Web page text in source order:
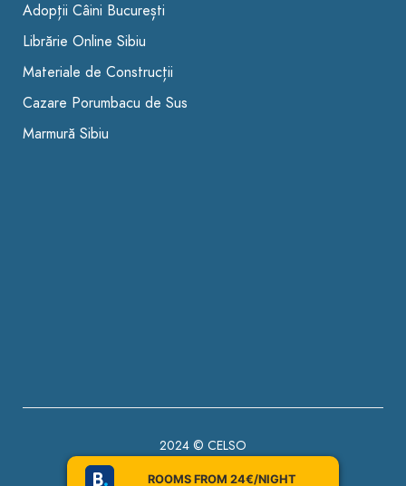
ROOMS FROM 24€/NIGHT
Adopții Câini București
Librărie Online Sibiu
Materiale de Construcții
Cazare Porumbacu de Sus
Marmură Sibiu
2024 © CELSO